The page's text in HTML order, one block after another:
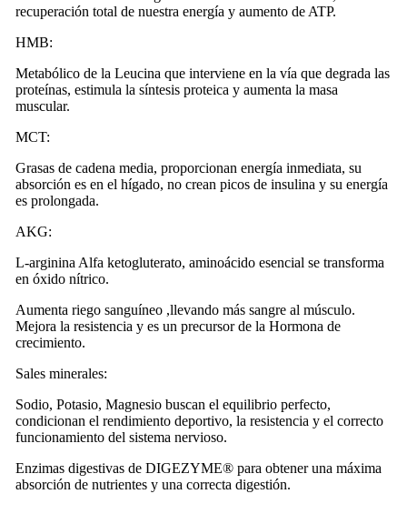
recuperación total de nuestra energía y aumento de ATP.
HMB:
Metabólico de la Leucina que interviene en la vía que degrada las
proteínas, estimula la síntesis proteica y aumenta la masa
muscular.
MCT:
Grasas de cadena media, proporcionan energía inmediata, su
absorción es en el hígado, no crean picos de insulina y su energía
es prolongada.
AKG:
L-arginina Alfa ketogluterato, aminoácido esencial se transforma
en óxido nítrico.
Aumenta riego sanguíneo ,llevando más sangre al músculo.
Mejora la resistencia y es un precursor de la Hormona de
crecimiento.
Sales minerales:
Sodio, Potasio, Magnesio buscan el equilibrio perfecto,
condicionan el rendimiento deportivo, la resistencia y el correcto
funcionamiento del sistema nervioso.
Enzimas digestivas de DIGEZYME®️ para obtener una máxima
absorción de nutrientes y una correcta digestión.